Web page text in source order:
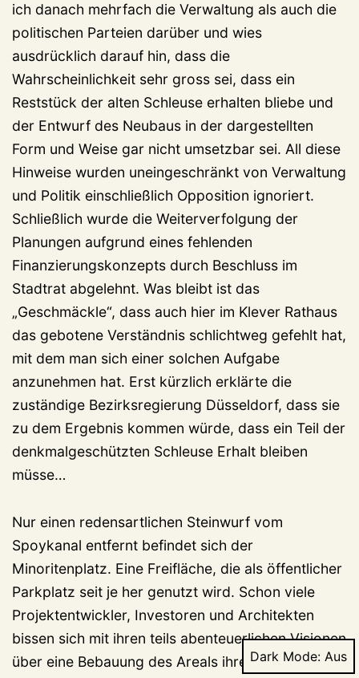
ich danach mehrfach die Verwaltung als auch die
politischen Parteien darüber und wies
ausdrücklich darauf hin, dass die
Wahrscheinlichkeit sehr gross sei, dass ein
Reststück der alten Schleuse erhalten bliebe und
der Entwurf des Neubaus in der dargestellten
Form und Weise gar nicht umsetzbar sei. All diese
Hinweise wurden uneingeschränkt von Verwaltung
und Politik einschließlich Opposition ignoriert.
Schließlich wurde die Weiterverfolgung der
Planungen aufgrund eines fehlenden
Finanzierungskonzepts durch Beschluss im
Stadtrat abgelehnt. Was bleibt ist das
„Geschmäckle“, dass auch hier im Klever Rathaus
das gebotene Verständnis schlichtweg gefehlt hat,
mit dem man sich einer solchen Aufgabe
anzunehmen hat. Erst kürzlich erklärte die
zuständige Bezirksregierung Düsseldorf, dass sie
zu dem Ergebnis kommen würde, dass ein Teil der
denkmalgeschützten Schleuse Erhalt bleiben
müsse…
Nur einen redensartlichen Steinwurf vom
Spoykanal entfernt befindet sich der
Minoritenplatz. Eine Freifläche, die als öffentlicher
Parkplatz seit je her genutzt wird. Schon viele
Projektentwickler, Investoren und Architekten
bissen sich mit ihren teils abenteuerlichen Visionen
über eine Bebauung des Areals ihre Zähne aus. Bis
Dark Mode: